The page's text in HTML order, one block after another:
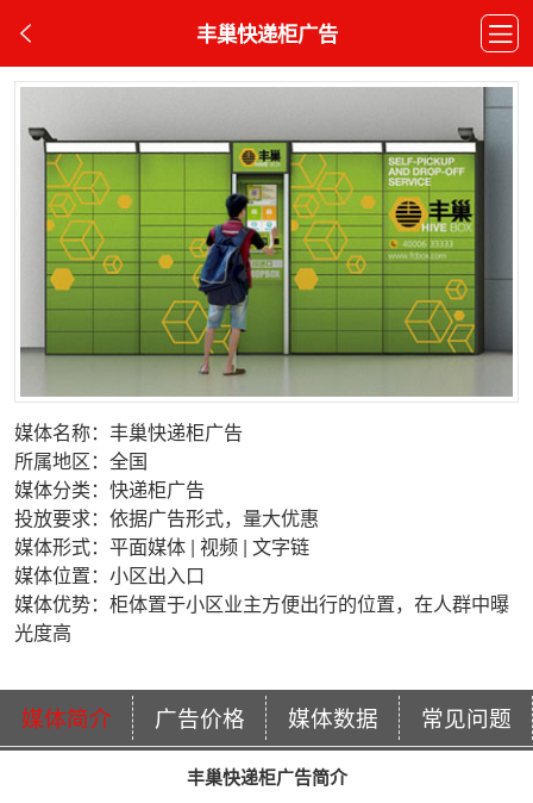
丰巢快递柜广告
媒体名称：丰巢快递柜广告
所属地区：全国
媒体分类：快递柜广告
投放要求：依据广告形式，量大优惠
媒体形式：平面媒体 | 视频 | 文字链
媒体位置：小区出入口
媒体优势：柜体置于小区业主方便出行的位置，在人群中曝
光度高
媒体简介 广告价格 媒体数据 常见问题
丰巢快递柜广告简介